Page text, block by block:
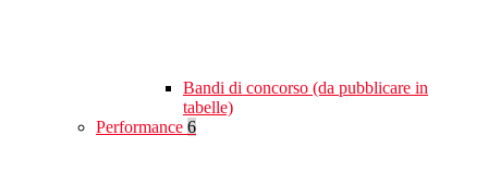
Bandi di concorso (da pubblicare in
tabelle)
Performance 6